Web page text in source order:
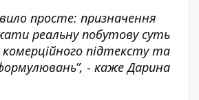
просте: призначення
реальну побутову суть
комерційного підтексту та
- каже Дарина